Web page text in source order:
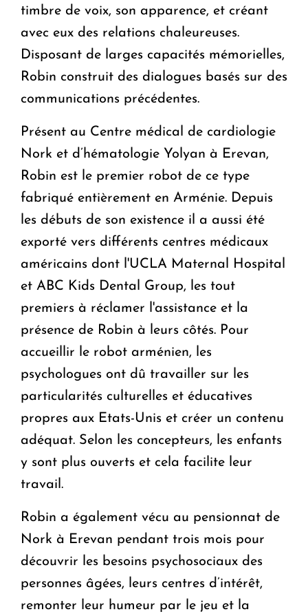
timbre de voix, son apparence, et créant
avec eux des relations chaleureuses.
Disposant de larges capacités mémorielles,
Robin construit des dialogues basés sur des
communications précédentes.
Présent au Centre médical de cardiologie
Nork et d’hématologie Yolyan à Erevan,
Robin est le premier robot de ce type
fabriqué entièrement en Arménie. Depuis
les débuts de son existence il a aussi été
exporté vers différents centres médicaux
américains dont l'UCLA Maternal Hospital
et ABC Kids Dental Group, les tout
premiers à réclamer l'assistance et la
présence de Robin à leurs côtés. Pour
accueillir le robot arménien, les
psychologues ont dû travailler sur les
particularités culturelles et éducatives
propres aux Etats-Unis et créer un contenu
adéquat. Selon les concepteurs, les enfants
y sont plus ouverts et cela facilite leur
travail.
Robin a également vécu au pensionnat de
Nork à Erevan pendant trois mois pour
découvrir les besoins psychosociaux des
personnes âgées, leurs centres d’intérêt,
remonter leur humeur par le jeu et la